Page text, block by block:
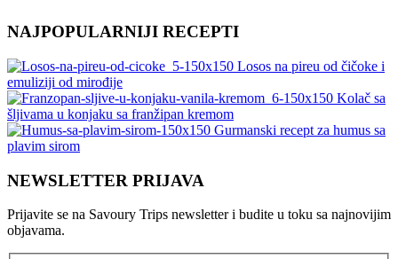
NAJPOPULARNIJI RECEPTI
Losos na pireu od čičoke i
emuliziji od mirođije
Kolač sa
šljivama u konjaku sa franžipan kremom
Gurmanski recept za humus sa
plavim sirom
NEWSLETTER PRIJAVA
Prijavite se na Savoury Trips newsletter i budite u toku sa najnovijim
objavama.